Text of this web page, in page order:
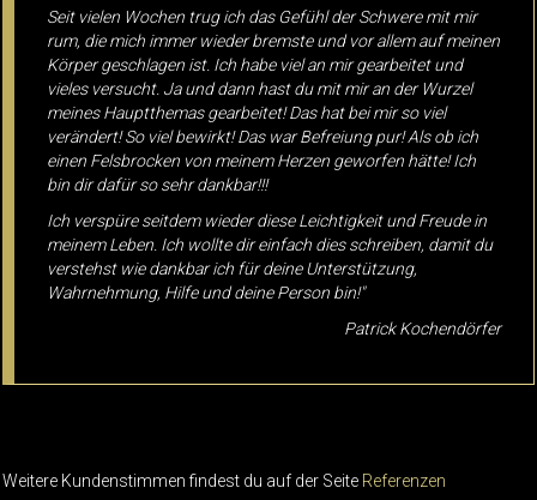
Seit vielen Wochen trug ich das Gefühl der Schwere mit mir
rum, die mich immer wieder bremste und vor allem auf meinen
Körper geschlagen ist. Ich habe viel an mir gearbeitet und
vieles versucht. Ja und dann hast du mit mir an der Wurzel
meines Hauptthemas gearbeitet! Das hat bei mir so viel
verändert! So viel bewirkt! Das war Befreiung pur! Als ob ich
einen Felsbrocken von meinem Herzen geworfen hätte! Ich
bin dir dafür so sehr dankbar!!!
Ich verspüre seitdem wieder diese Leichtigkeit und Freude in
meinem Leben. Ich wollte dir einfach dies schreiben, damit du
verstehst wie dankbar ich für deine Unterstützung,
Wahrnehmung, Hilfe und deine Person bin!"
Patrick Kochendörfer
Weitere Kundenstimmen findest du auf der Seite Referenzen